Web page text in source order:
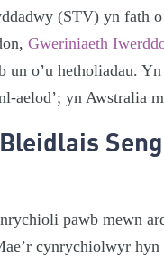
(STV) yn fath
Gweriniaeth
un o’u hetholiadau.
aelod’; yn Awstralia
pawb mewn
cynrychiolwyr